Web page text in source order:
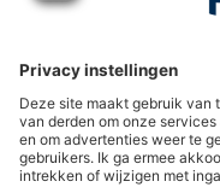
International
HAIX Group
Shop Service
Nieuwsbrief